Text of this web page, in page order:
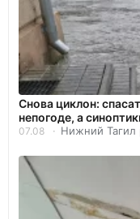
Снова циклон:
непогоде, а
07.08 Нижний Тагил